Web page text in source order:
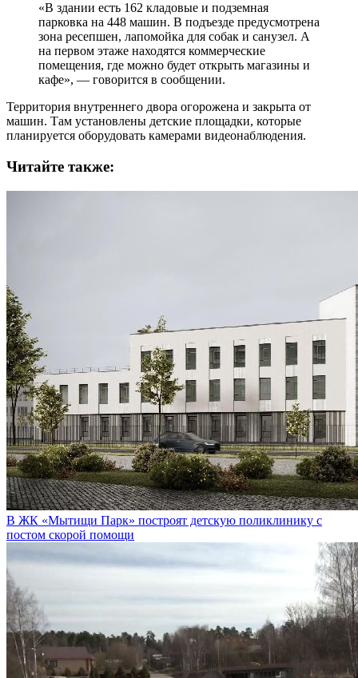
«В здании есть 162 кладовые и подземная
парковка на 448 машин. В подъезде предусмотрена
зона ресепшен, лапомойка для собак и санузел. А
на первом этаже находятся коммерческие
помещения, где можно будет открыть магазины и
кафе», — говорится в сообщении.
Территория внутреннего двора огорожена и закрыта от
машин. Там установлены детские площадки, которые
планируется оборудовать камерами видеонаблюдения.
Читайте также:
В ЖК «Мытищи Парк» построят детскую поликлинику с
постом скорой помощи